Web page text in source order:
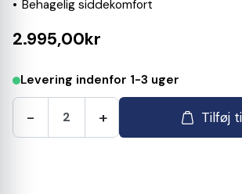
Behagelig siddekomfort
2.995,00kr
Levering indenfor 1-3 uger
- + Tilføj